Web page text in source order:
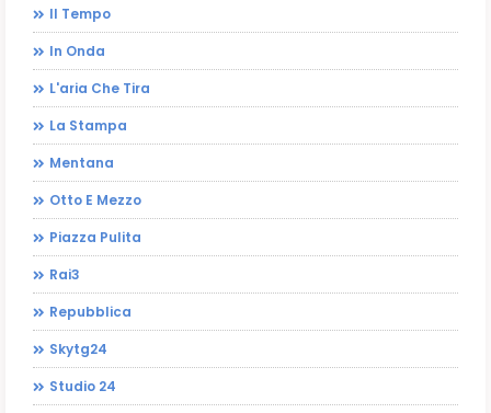
Il Tempo
In Onda
L'aria Che Tira
La Stampa
Mentana
Otto E Mezzo
Piazza Pulita
Rai3
Repubblica
Skytg24
Studio 24